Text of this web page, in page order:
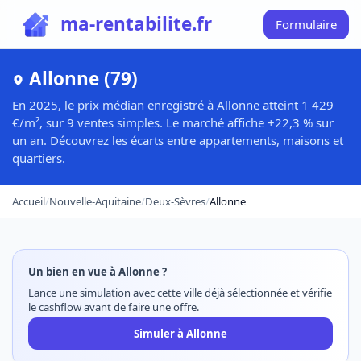
ma-rentabilite.fr Formulaire
Allonne (79)
En 2025, le prix médian enregistré à Allonne atteint 1 429
€/m², sur 9 ventes simples. Le marché affiche +22,3 % sur
un an. Découvrez les écarts entre appartements, maisons et
quartiers.
Accueil/Nouvelle-Aquitaine/Deux-Sèvres/Allonne
Un bien en vue à Allonne ?
Lance une simulation avec cette ville déjà sélectionnée et vérifie
le cashflow avant de faire une offre.
Simuler à Allonne